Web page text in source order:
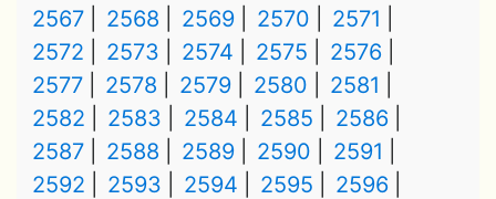
2567
2568 2569 2570
2571
2572
2573 2574 2575
2576
2577
2578 2579 2580
2581
2582
2583 2584 2585
2586
2587
2588 2589 2590
2591
2592
2593 2594 2595
2596